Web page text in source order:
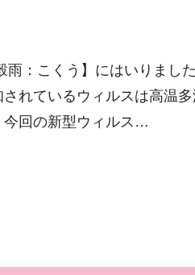
：こくう】にはいりまし
れているウィルスは高温
今回の新型ウィルス…